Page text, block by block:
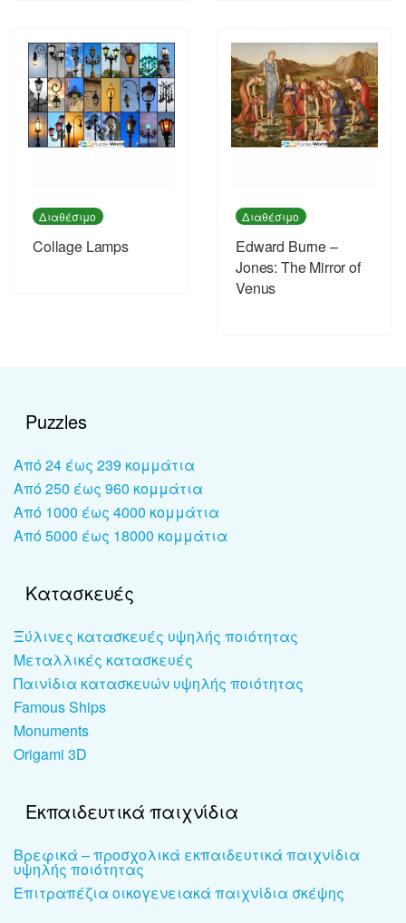
Διαθέσιμο
Collage Lamps
Διαθέσιμο
Edward Burne –
Jones: The Mirror of
Venus
Puzzles
Από 24 έως 239 κομμάτια
Από 250 έως 960 κομμάτια
Από 1000 έως 4000 κομμάτια
Από 5000 έως 18000 κομμάτια
Κατασκευές
Ξύλινες κατασκευές υψηλής ποιότητας
Μεταλλικές κατασκευές
Παινίδια κατασκευών υψηλής ποιότητας
Famous Ships
Monuments
Origami 3D
Εκπαιδευτικά παιχνίδια
Βρεφικά – προσχολικά εκπαιδευτικά παιχνίδια
υψηλής ποιότητας
Επιτραπέζια οικογενειακά παιχνίδια σκέψης